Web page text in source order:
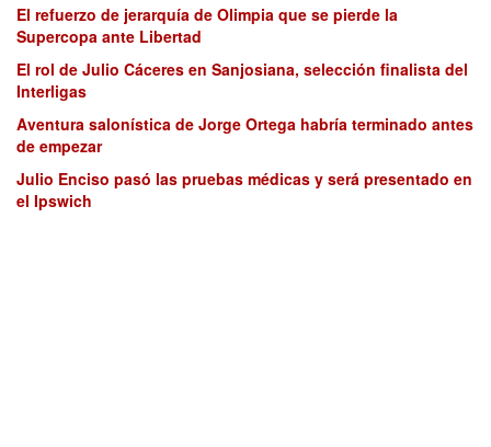
El refuerzo de jerarquía de Olimpia que se pierde la
Supercopa ante Libertad
El rol de Julio Cáceres en Sanjosiana, selección finalista del
Interligas
Aventura salonística de Jorge Ortega habría terminado antes
de empezar
Julio Enciso pasó las pruebas médicas y será presentado en
el Ipswich